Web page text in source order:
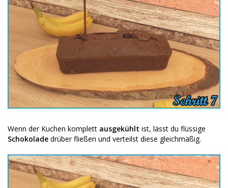
Wenn der Kuchen komplett ausgekühlt ist, lässt du flüssige
Schokolade drüber fließen und verteilst diese gleichmäßig.